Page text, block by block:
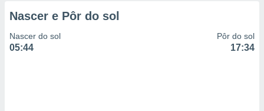
Nascer e Pôr do sol
Nascer do sol
05:44
Pôr do sol
17:34